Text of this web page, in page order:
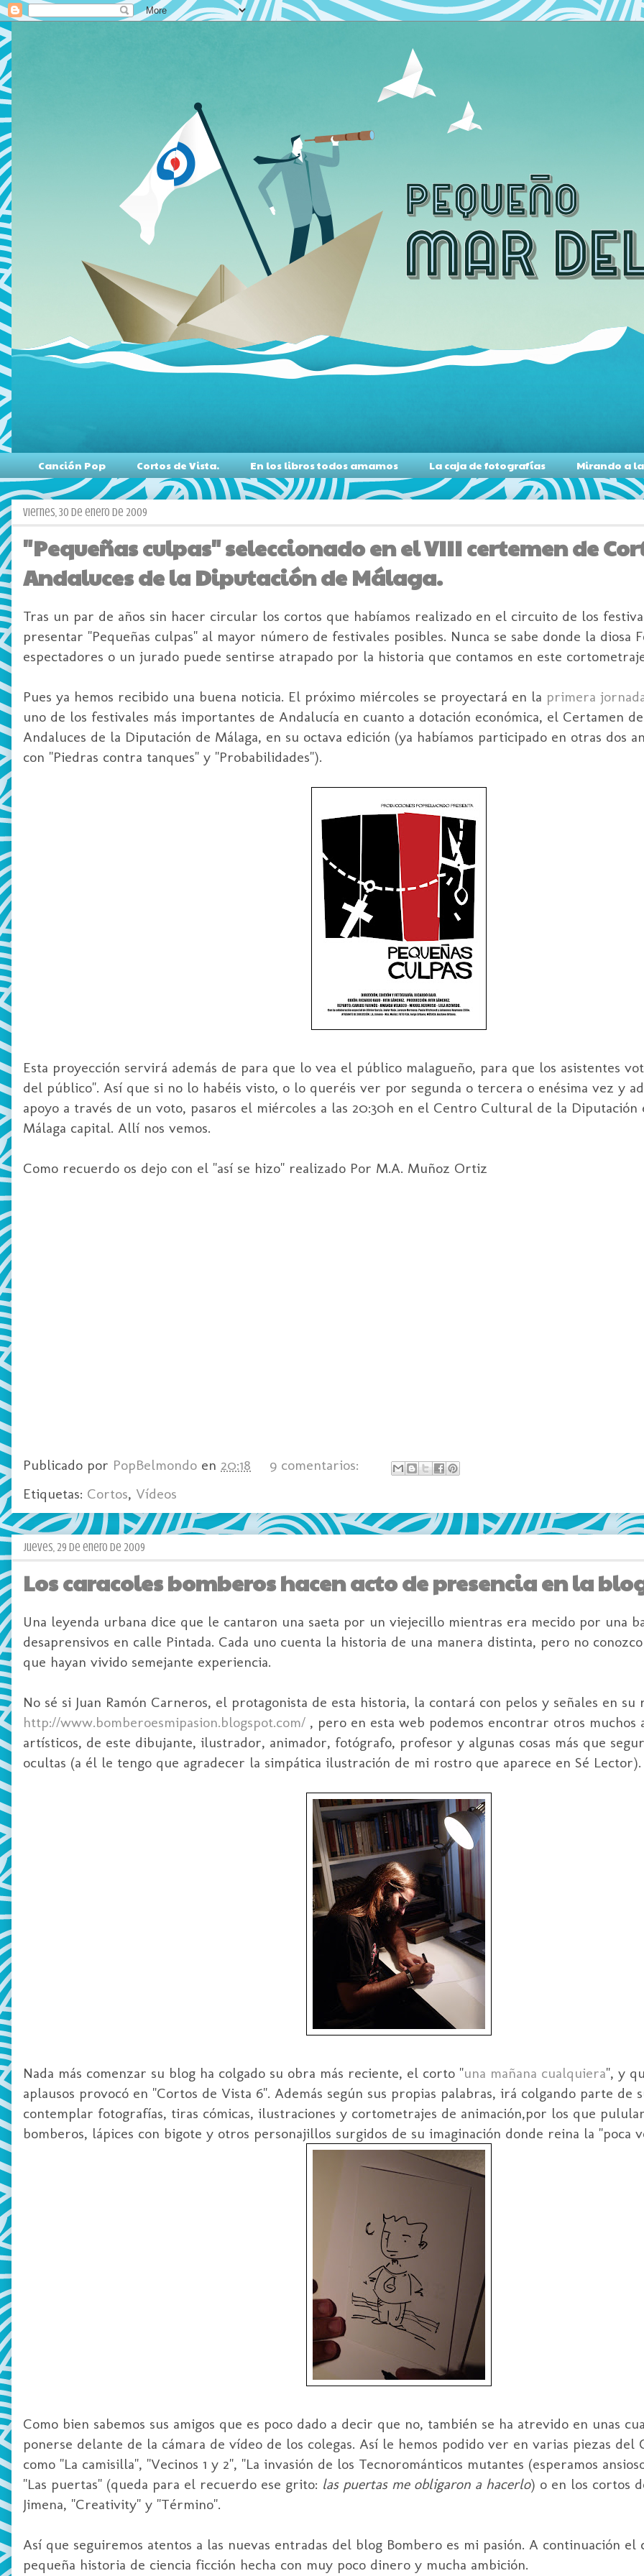
Canción Pop Cortos de Vista. En los libros todos amamos La caja de fotografías Mirando a
viernes, 30 de enero de 2009
"Pequeñas culpas" seleccionado en el VIII certemen de
Andaluces de la Diputación de Málaga.
Tras un par de años sin hacer circular los cortos que habíamos realizado en el circuito de los
presentar "Pequeñas culpas" al mayor número de festivales posibles. Nunca se sabe donde la diosa
espectadores o un jurado puede sentirse atrapado por la historia que contamos en este
Pues ya hemos recibido una buena noticia. El próximo miércoles se proyectará en la primera
uno de los festivales más importantes de Andalucía en cuanto a dotación económica, el Certamen
Andaluces de la Diputación de Málaga, en su octava edición (ya habíamos participado en otras dos
con "Piedras contra tanques" y "Probabilidades").
Esta proyección servirá además de para que lo vea el público malagueño, para que los asistentes
del público". Así que si no lo habéis visto, o lo queréis ver por segunda o tercera o enésima vez y
apoyo a través de un voto, pasaros el miércoles a las 20:30h en el Centro Cultural de la
Málaga capital. Allí nos vemos.
Como recuerdo os dejo con el "así se hizo" realizado Por M.A. Muñoz Ortiz
Publicado por PopBelmondo en 20:18
9 comentarios:
Etiquetas: Cortos, Vídeos
jueves, 29 de enero de 2009
Los caracoles bomberos hacen acto de presencia en la
Una leyenda urbana dice que le cantaron una saeta por un viejecillo mientras era mecido por una
desaprensivos en calle Pintada. Cada uno cuenta la historia de una manera distinta, pero no
que hayan vivido semejante experiencia.
No sé si Juan Ramón Carneros, el protagonista de esta historia, la contará con pelos y señales en
http://www.bomberoesmipasion.blogspot.com/ , pero en esta web podemos encontrar otros muchos
artísticos, de este dibujante, ilustrador, animador, fotógrafo, profesor y algunas cosas más que
ocultas (a él le tengo que agradecer la simpática ilustración de mi rostro que aparece en Sé Lector).
Nada más comenzar su blog ha colgado su obra más reciente, el corto "una mañana cualquiera", y
aplausos provocó en "Cortos de Vista 6". Además según sus propias palabras, irá colgando parte de
contemplar fotografías, tiras cómicas, ilustraciones y cortometrajes de animación,por los que
bomberos, lápices con bigote y otros personajillos surgidos de su imaginación donde reina la "poca
Como bien sabemos sus amigos que es poco dado a decir que no, también se ha atrevido en unas
ponerse delante de la cámara de vídeo de los colegas. Así le hemos podido ver en varias piezas del
como "La camisilla", "Vecinos 1 y 2", "La invasión de los Tecnorománticos mutantes (esperamos
"Las puertas" (queda para el recuerdo ese grito: las puertas me obligaron a hacerlo) o en los cortos
Jimena, "Creativity" y "Término".
Así que seguiremos atentos a las nuevas entradas del blog Bombero es mi pasión. A continuación
pequeña historia de ciencia ficción hecha con muy poco dinero y mucha ambición.